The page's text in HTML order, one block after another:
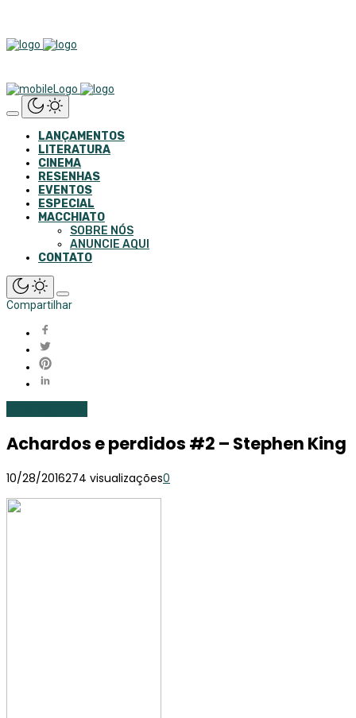
LANÇAMENTOS
LITERATURA
CINEMA
RESENHAS
EVENTOS
ESPECIAL
MACCHIATO
SOBRE NÓS
ANUNCIE AQUI
CONTATO
Compartilhar
Achardos e perdidos #2 – Stephen King
10/28/2016274 visualizações0